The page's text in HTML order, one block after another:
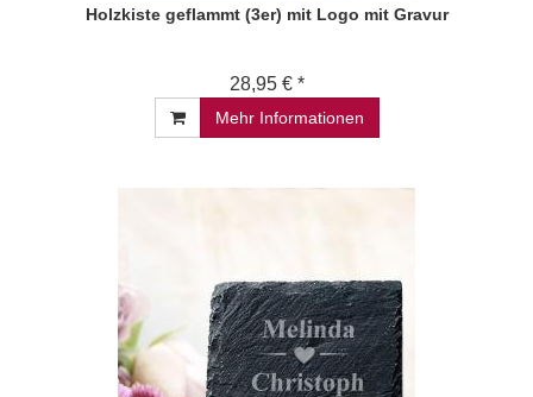
Holzkiste geflammt (3er) mit Logo mit Gravur
28,95 € *
Mehr Informationen